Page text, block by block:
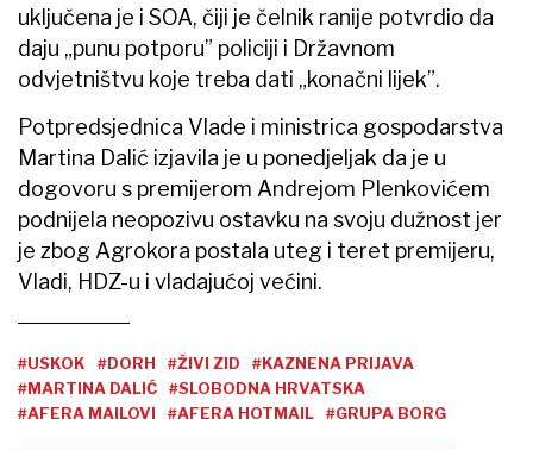
uključena je i SOA, čiji je čelnik ranije potvrdio da
daju „punu potporu” policiji i Državnom
odvjetništvu koje treba dati „konačni lijek”.
Potpredsjednica Vlade i ministrica gospodarstva
Martina Dalić izjavila je u ponedjeljak da je u
dogovoru s premijerom Andrejom Plenkovićem
podnijela neopozivu ostavku na svoju dužnost jer
je zbog Agrokora postala uteg i teret premijeru,
Vladi, HDZ-u i vladajućoj većini.
#USKOK #DORH #ŽIVI ZID
#KAZNENA PRIJAVA
#MARTINA DALIĆ
#SLOBODNA HRVATSKA
#AFERA MAILOVI
#AFERA HOTMAIL #GRUPA BORG